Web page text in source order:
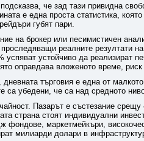
че зад тази привидна
е една проста статистика,
губят пари.
на брокер или песимистичен
реалните резултати
успяват устойчиво да реализират
оправдава вложеното време, риск
търговия е една от
са убедени, че са над средното
Пазарът е състезание
страна стоят индивидуални
фондове, маркетмейкъри,
милиарди долари в